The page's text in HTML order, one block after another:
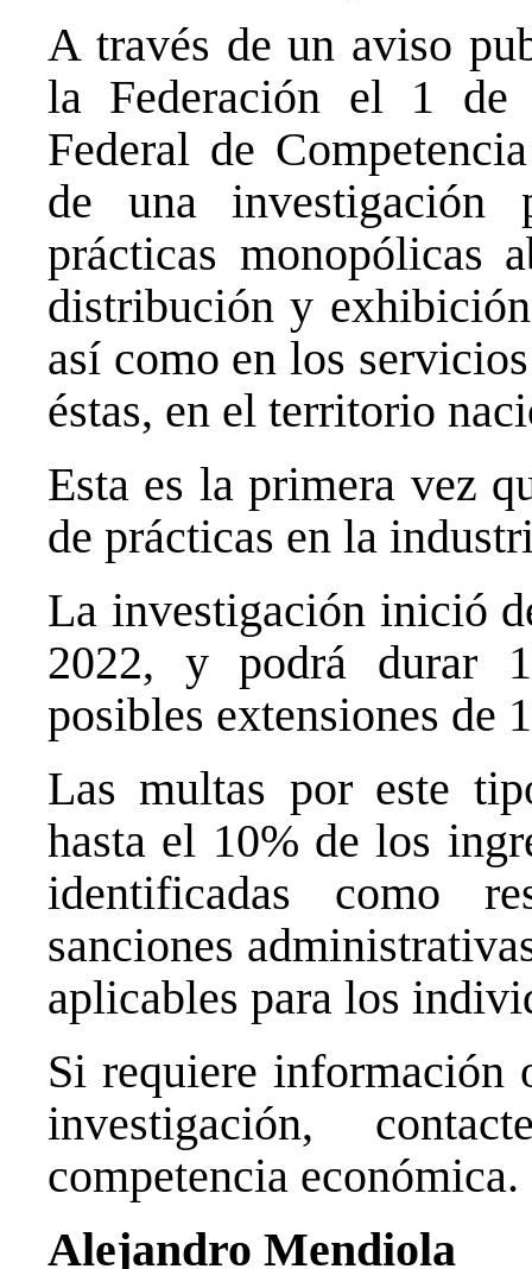
A través de un aviso
la Federación el 1
Federal de
de una
prácticas monopólicas
distribución y
así como en los
éstas, en el territorio
Esta es la primera vez
de prácticas en la
La investigación inició
2022, y podrá durar
posibles extensiones de
Las multas por este
hasta el 10% de los
identificadas como
sanciones
aplicables para los
Si requiere información
investigación,
competencia económica.
Alejandro Mendiola